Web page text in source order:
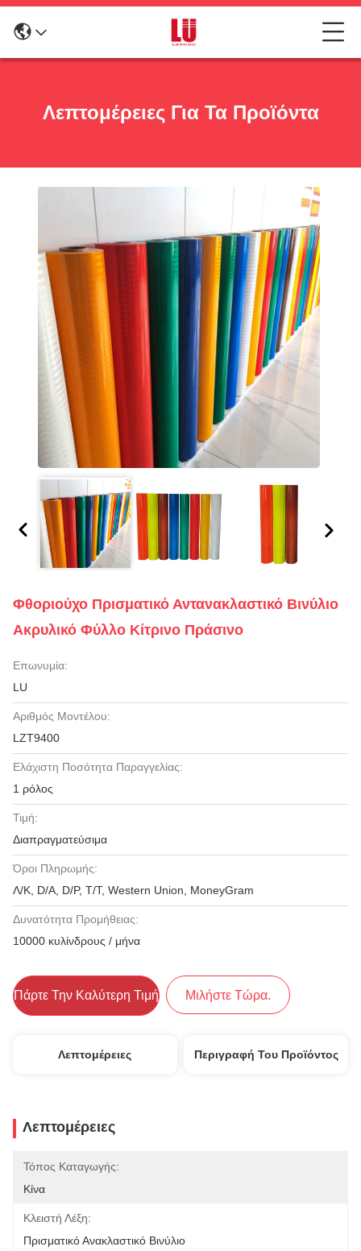
Λεπτομέρειες Για Τα Προϊόντα
Φθοριούχο Πρισματικό Αντανακλαστικό Βινύλιο
Ακρυλικό Φύλλο Κίτρινο Πράσινο
Επωνυμία:
LU
Αριθμός Μοντέλου:
LZT9400
Ελάχιστη Ποσότητα Παραγγελίας:
1 ρόλος
Τιμή:
Διαπραγματεύσιμα
Όροι Πληρωμής:
Λ/Κ, D/A, D/P, T/T, Western Union, MoneyGram
Δυνατότητα Προμήθειας:
10000 κυλίνδρους / μήνα
Πάρτε Την Καλύτερη Τιμή Μιλήστε Τώρα.
Λεπτομέρειες Περιγραφή Του Προϊόντος
Λεπτομέρειες
Τόπος Καταγωγής:
Κίνα
Κλειστή Λέξη:
Πρισματικό Ανακλαστικό Βινύλιο